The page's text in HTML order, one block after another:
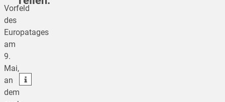
Vorfeld
des
Europatages
am
9.
Mai,
an
dem
teilen